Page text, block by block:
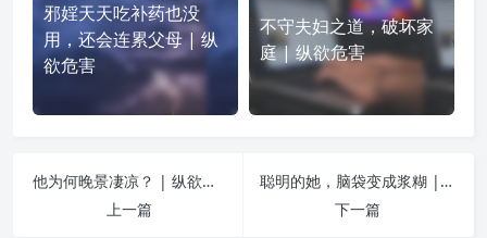
邪婬天天吃补药也没
用，还会连累父母 | 纵
欲危害
不守夫妇之道，破坏家
庭 | 纵欲危害
他为何晚景凄凉？ | 纵欲危害
上一篇
聪明的她，脑袋变成浆糊 | 纵欲危害
下一篇